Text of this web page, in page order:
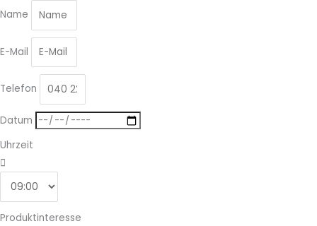
Name
E-Mail
Telefon
Datum
Uhrzeit
Produktinteresse